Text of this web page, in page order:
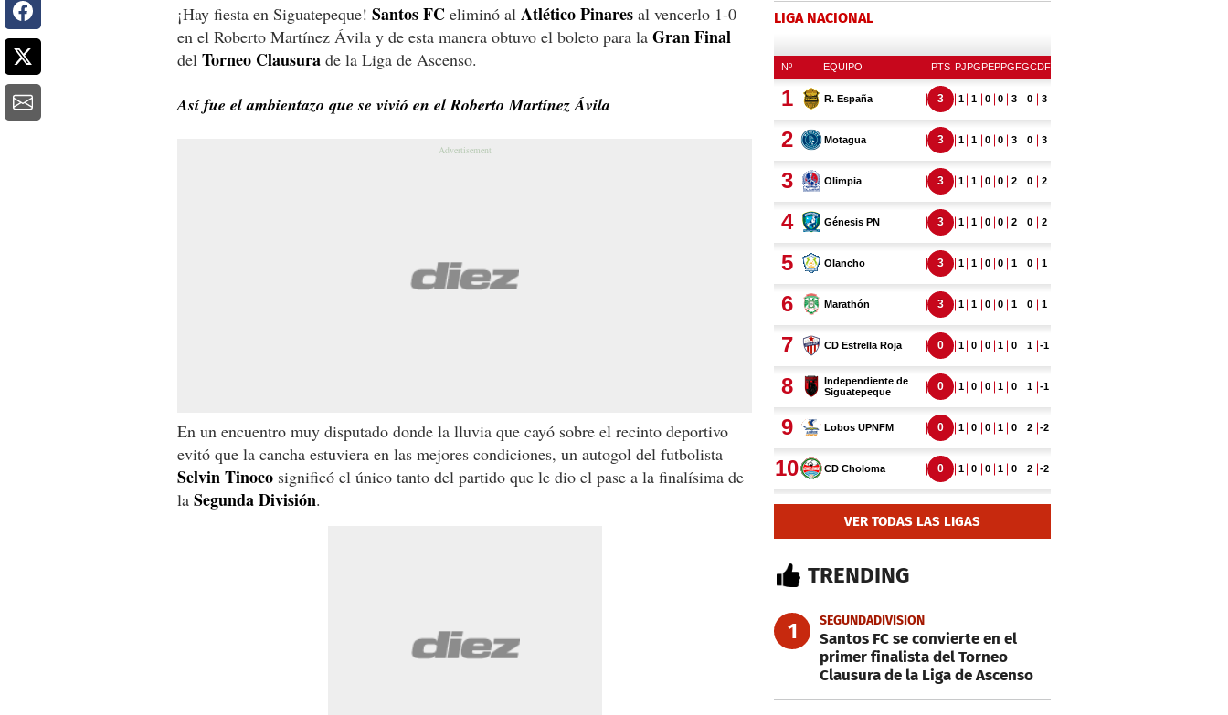
¡Hay fiesta en Siguatepeque! Santos FC eliminó al AtléticoPinares al vencerlo 1-0
en el Roberto Martínez Ávila y de esta manera obtuvo el boleto para la Gran Final
del Torneo Clausura de la Liga de Ascenso.
Así fue el ambientazo que se vivió en el Roberto Martínez Ávila
En un encuentro muy disputado donde la lluvia que cayó sobre el recinto deportivo
evitó que la cancha estuviera en las mejores condiciones, un autogol del futbolista
Selvin Tinoco significó el único tanto del partido que le dio el pase a la finalísima de
la SegundaDivisión.
LIGA NACIONAL
VER TODAS LAS LIGAS
TRENDING
1 SEGUNDADIVISION
Santos FC se convierte en el
primer finalista del Torneo
Clausura de la Liga de Ascenso